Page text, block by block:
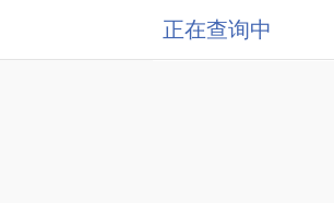
正在查询中